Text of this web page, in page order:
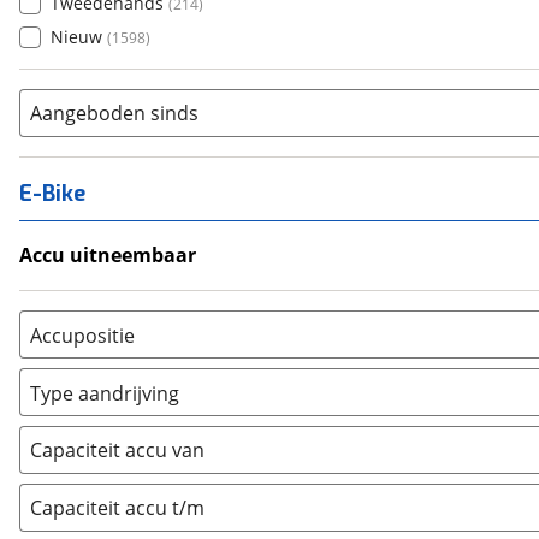
Nieuw (1598)
Aangeboden sinds
E-Bike
Accu uitneembaar
Nee, vast (15)
Accupositie
Bagagedrager (1)
Frame (1 )
Vloer (0
Achterbank (0)
Kofferbak (0)
Type aandrijving
Achterwiel (0)
Trapas
Voorwiel
Capaciteit accu van
Capaciteit accu t/m